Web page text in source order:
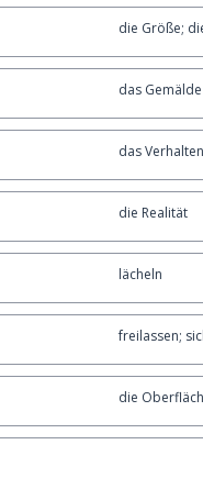
die Größe;
das Gemälde
das Verhalten
die Realität
lächeln
freilassen;
die